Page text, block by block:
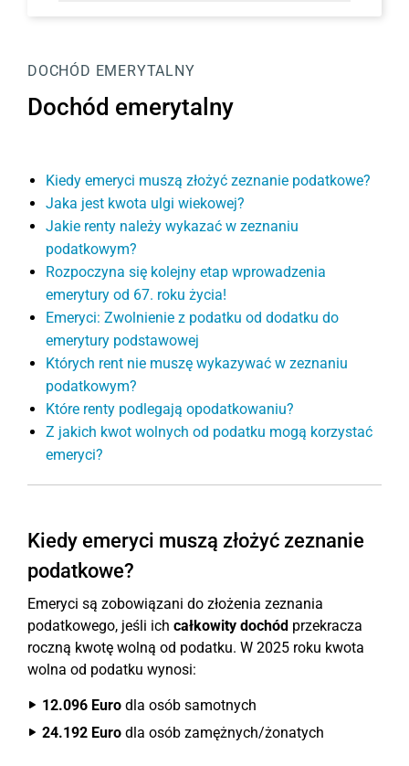
DOCHÓD EMERYTALNY
Dochód emerytalny
Kiedy emeryci muszą złożyć zeznanie podatkowe?
Jaka jest kwota ulgi wiekowej?
Jakie renty należy wykazać w zeznaniu
podatkowym?
Rozpoczyna się kolejny etap wprowadzenia
emerytury od 67. roku życia!
Emeryci: Zwolnienie z podatku od dodatku do
emerytury podstawowej
Których rent nie muszę wykazywać w zeznaniu
podatkowym?
Które renty podlegają opodatkowaniu?
Z jakich kwot wolnych od podatku mogą korzystać
emeryci?
Kiedy emeryci muszą złożyć zeznanie
podatkowe?
Emeryci są zobowiązani do złożenia zeznania
podatkowego, jeśli ich całkowity dochód przekracza
roczną kwotę wolną od podatku. W 2025 roku kwota
wolna od podatku wynosi:
12.096 Euro dla osób samotnych
24.192 Euro dla osób zamężnych/żonatych